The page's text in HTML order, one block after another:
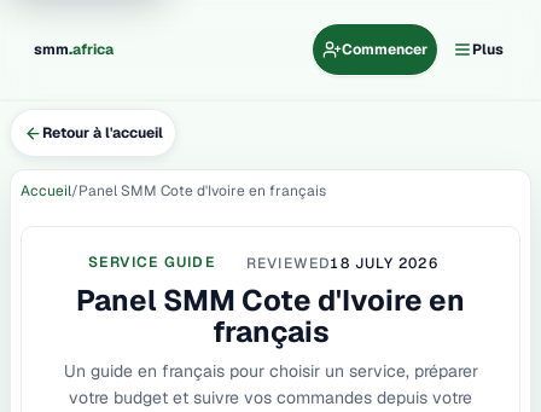
smm.africa Commencer Plus
Retour à l'accueil
Accueil Panel SMM Cote d'Ivoire en français
SERVICE GUIDE REVIEWED18 JULY 2026
Panel SMM Cote d'Ivoire en
français
Un guide en français pour choisir un service, préparer
votre budget et suivre vos commandes depuis votre